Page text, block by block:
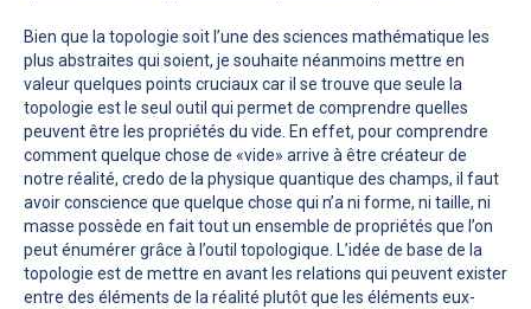
Bien que la topologie soit l’une des sciences mathématique les
plus abstraites qui soient, je souhaite néanmoins mettre en
valeur quelques points cruciaux car il se trouve que seule la
topologie est le seul outil qui permet de comprendre quelles
peuvent être les propriétés du vide. En effet, pour comprendre
comment quelque chose de «vide» arrive à être créateur de
notre réalité, credo de la physique quantique des champs, il faut
avoir conscience que quelque chose qui n’a ni forme, ni taille, ni
masse possède en fait tout un ensemble de propriétés que l’on
peut énumérer grâce à l’outil topologique. L’idée de base de la
topologie est de mettre en avant les relations qui peuvent exister
entre des éléments de la réalité plutôt que les éléments eux-